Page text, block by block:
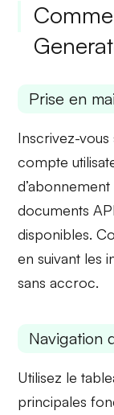
Prise en
Inscrivez-
compte
documents API
disponibles.
en suivant les
sans accroc.
Navigation
Utilisez le
principales